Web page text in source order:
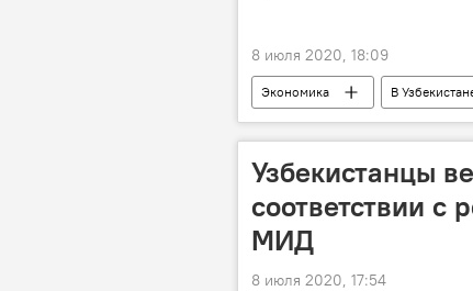
8 июля 2020, 18:09
Экономика В
Инвестиции
Сельское
Узбекистанцы
соответствии
МИД
8 июля 2020, 17:54